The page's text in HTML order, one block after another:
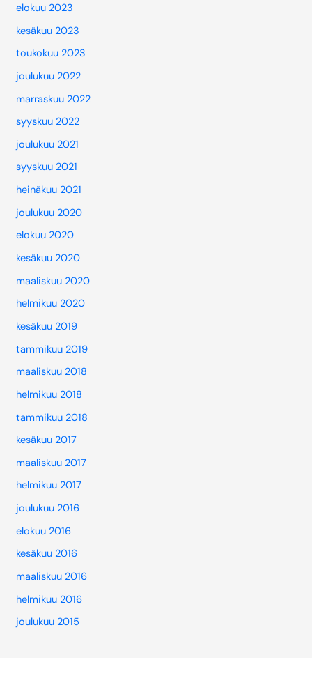
elokuu 2023
kesäkuu 2023
toukokuu 2023
joulukuu 2022
marraskuu 2022
syyskuu 2022
joulukuu 2021
syyskuu 2021
heinäkuu 2021
joulukuu 2020
elokuu 2020
kesäkuu 2020
maaliskuu 2020
helmikuu 2020
kesäkuu 2019
tammikuu 2019
maaliskuu 2018
helmikuu 2018
tammikuu 2018
kesäkuu 2017
maaliskuu 2017
helmikuu 2017
joulukuu 2016
elokuu 2016
kesäkuu 2016
maaliskuu 2016
helmikuu 2016
joulukuu 2015